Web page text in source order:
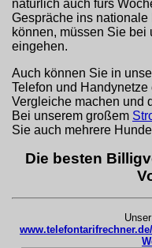
natürlich auch fürs
Gespräche ins
können, müssen Sie bei
eingehen.
Auch können Sie in
Telefon und
Vergleiche machen und
Bei unserem großem
Sie auch mehrere
Die besten